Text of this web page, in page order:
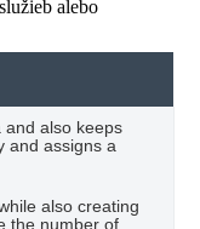
alebo
and also keeps
and assigns a
also creating
the number of